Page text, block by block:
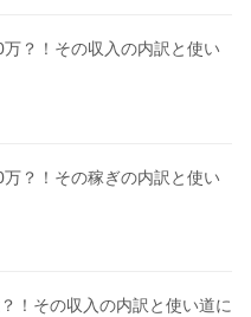
？！その収入の内訳と使い
？！その稼ぎの内訳と使い
！その収入の内訳と使い道に